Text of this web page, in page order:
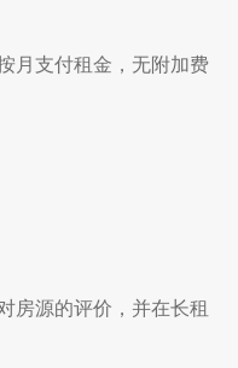
月支付租金，无附加费
房源的评价，并在长租